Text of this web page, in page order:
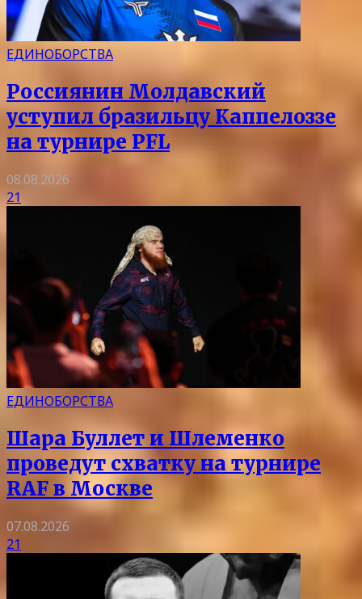
ЕДИНОБОРСТВА
Россиянин Молдавский
уступил бразильцу Каппелоззе
на турнире PFL
08.08.2026
21
ЕДИНОБОРСТВА
Шара Буллет и Шлеменко
проведут схватку на турнире
RAF в Москве
07.08.2026
21